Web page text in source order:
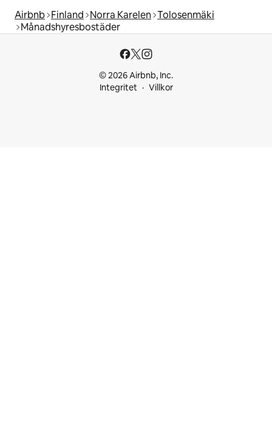
Airbnb Finland Norra Karelen Tolosenmäki
Månadshyresbostäder
© 2026 Airbnb, Inc.
Integritet
Villkor